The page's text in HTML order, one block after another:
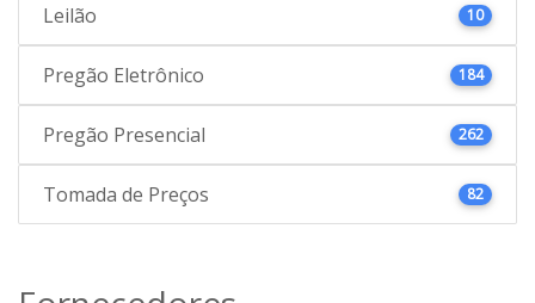
Leilão 10
Pregão Eletrônico 184
Pregão Presencial 262
Tomada de Preços 82